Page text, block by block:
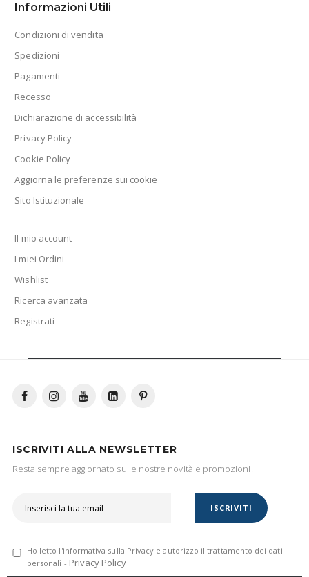
Informazioni Utili
Condizioni di vendita
Spedizioni
Pagamenti
Recesso
Dichiarazione di accessibilità
Privacy Policy
Cookie Policy
Aggiorna le preferenze sui cookie
Sito Istituzionale
Il mio account
I miei Ordini
Wishlist
Ricerca avanzata
Registrati
ISCRIVITI ALLA NEWSLETTER
Resta sempre aggiornato sulle nostre novità e promozioni.
Ho letto l'informativa sulla Privacy e autorizzo il trattamento dei dati
personali - Privacy Policy
ISCRIVITI